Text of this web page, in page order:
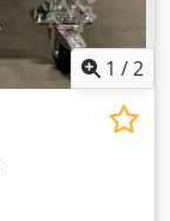
1 /2